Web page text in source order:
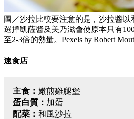
圖／沙拉比較要注意的是，沙拉醬
選擇凱薩醬及美乃滋會使原本只有
至2-3倍的熱量。Pexels by Robert
速食店
主食： 嫩煎雞腿堡
蛋白質： 加蛋
配菜： 和風沙拉